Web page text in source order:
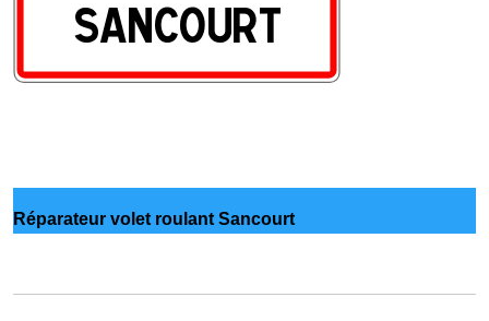
Réparateur volet roulant Sancourt